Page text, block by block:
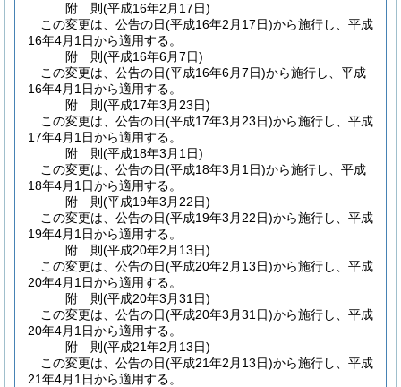
附 則(平成16年2月17日)
この変更は、公告の日(平成16年2月17日)から施行し、平成
16年4月1日から適用する。
附 則(平成16年6月7日)
この変更は、公告の日(平成16年6月7日)から施行し、平成
16年4月1日から適用する。
附 則(平成17年3月23日)
この変更は、公告の日(平成17年3月23日)から施行し、平成
17年4月1日から適用する。
附 則(平成18年3月1日)
この変更は、公告の日(平成18年3月1日)から施行し、平成
18年4月1日から適用する。
附 則(平成19年3月22日)
この変更は、公告の日(平成19年3月22日)から施行し、平成
19年4月1日から適用する。
附 則(平成20年2月13日)
この変更は、公告の日(平成20年2月13日)から施行し、平成
20年4月1日から適用する。
附 則(平成20年3月31日)
この変更は、公告の日(平成20年3月31日)から施行し、平成
20年4月1日から適用する。
附 則(平成21年2月13日)
この変更は、公告の日(平成21年2月13日)から施行し、平成
21年4月1日から適用する。